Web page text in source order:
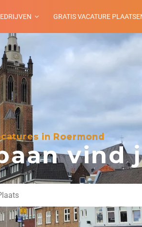
GRATIS VACATURE
in Roermond
vind